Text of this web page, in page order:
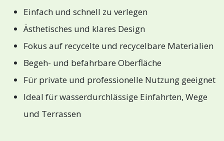
Einfach und schnell zu verlegen
Ästhetisches und klares Design
Fokus auf recycelte und recycelbare Materialien
Begeh- und befahrbare Oberfläche
Für private und professionelle Nutzung geeignet
Ideal für wasserdurchlässige Einfahrten, Wege
und Terrassen